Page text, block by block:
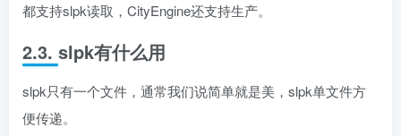
都支持slpk读取，CityEngine还支持生产。
2.3. slpk有什么用
slpk只有一个文件，通常我们说简单就是美，slpk单文件方
便传递。